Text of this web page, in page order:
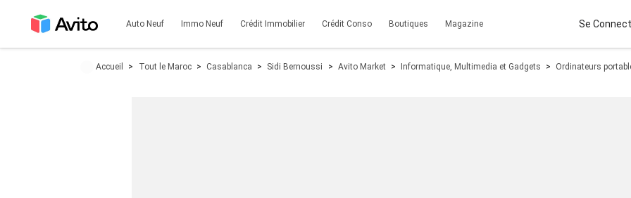
Auto Neuf Immo Neuf Crédit Immobilier Crédit Conso Boutiques Magazine Se
Accueil Tout le Maroc Casablanca Sidi Bernoussi Avito Market Informatique, Multimedia et Gadgets Ordinateurs